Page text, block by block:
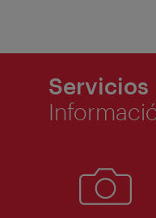
Servicios